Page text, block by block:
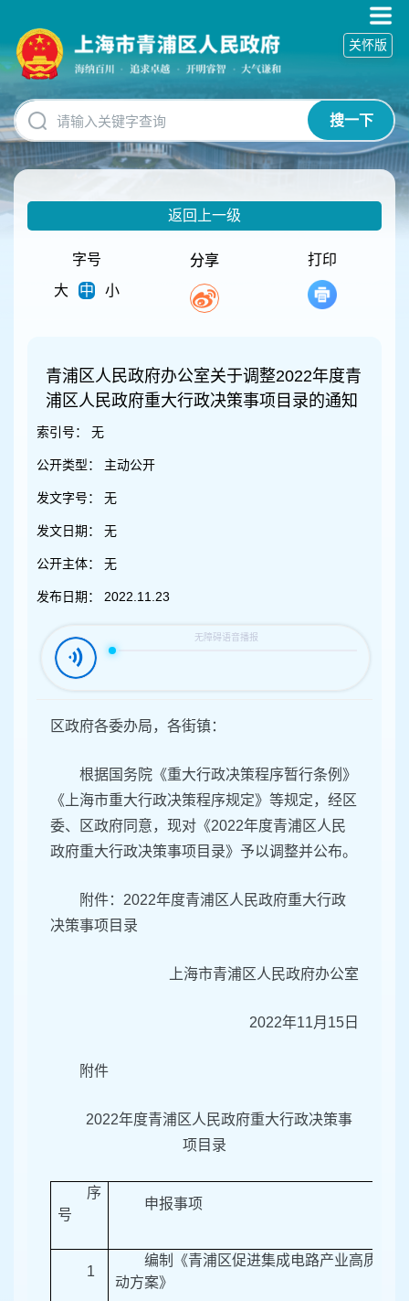
碍
操
明
跳
转
到
网
搜一下
关怀版
返回上一级
字号
大
中 小
分享 打印
青浦区人民政府办公室关于调整2022年度青
浦区人民政府重大行政决策事项目录的通知
索引号： 无
公开类型： 主动公开
发文字号： 无
发文日期： 无
公开主体： 无
发布日期： 2022.11.23
区政府各委办局，各街镇：
根据国务院《重大行政决策程序暂行条例》
《上海市重大行政决策程序规定》等规定，经区
委、区政府同意，现对《2022年度青浦区人民
政府重大行政决策事项目录》予以调整并公布。
附件：2022年度青浦区人民政府重大行政
决策事项目录
上海市青浦区人民政府办公室
2022年11月15日
附件
2022年度青浦区人民政府重大行政决策事
项目录
序
号
申报事项
1
编制《青浦区促进集成电路产业高质量
动方案》